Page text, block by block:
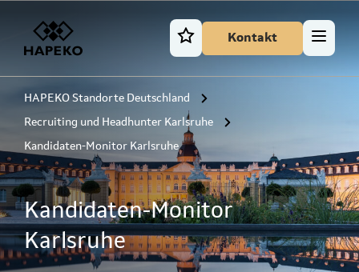
Kontakt
HAPEKO Standorte Deutschland
Recruiting und Headhunter Karlsruhe
Kandidaten-Monitor Karlsruhe
Kandidaten-Monitor
Karlsruhe